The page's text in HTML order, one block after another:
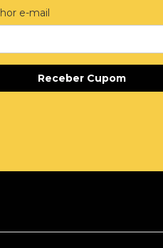
e-mail
Receber Cupom